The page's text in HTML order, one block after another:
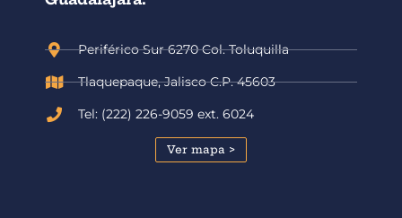
Periférico Sur 6270 Col. Toluquilla
Tlaquepaque, Jalisco C.P. 45603
Tel: (222) 226-9059 ext. 6024
Ver mapa >